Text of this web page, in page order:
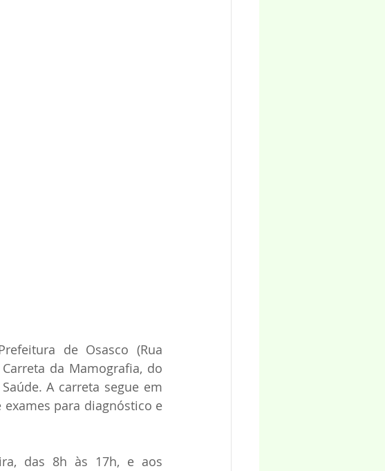
de Osasco (Rua
da Mamografia, do
A carreta segue em
para diagnóstico e
das 8h às 17h, e aos